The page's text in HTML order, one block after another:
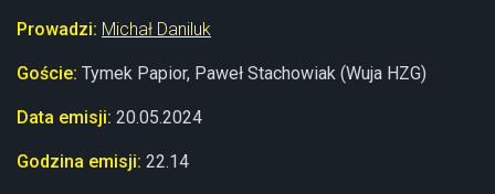
Prowadzi: Michał Daniluk
Goście: Tymek Papior, Paweł Stachowiak (Wuja HZG)
Data emisji: 20.05.2024
Godzina emisji: 22.14